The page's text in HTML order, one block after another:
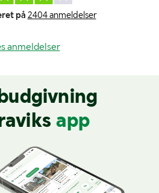
på 2404 anmeldelser
anmeldelser
budgivning
app